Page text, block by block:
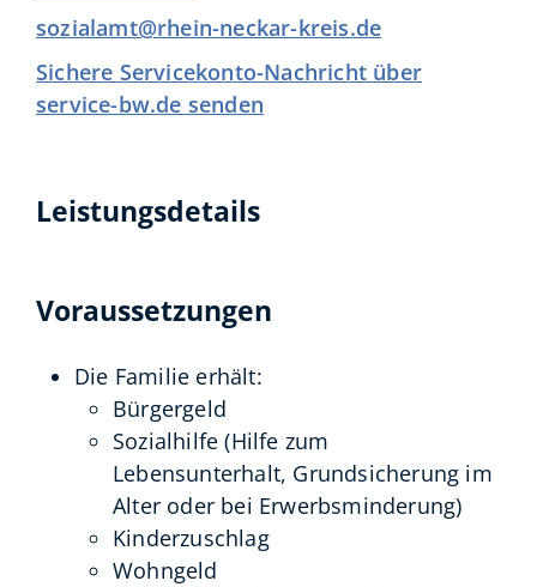
sozialamt@rhein-neckar-kreis.de
Sichere Servicekonto-Nachricht über
service-bw.de senden
Leistungsdetails
Voraussetzungen
Die Familie erhält:
Bürgergeld
Sozialhilfe (Hilfe zum
Lebensunterhalt, Grundsicherung im
Alter oder bei Erwerbsminderung)
Kinderzuschlag
Wohngeld